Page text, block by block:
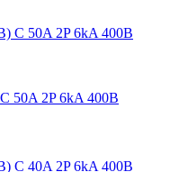
50A 2P 6kA 400В